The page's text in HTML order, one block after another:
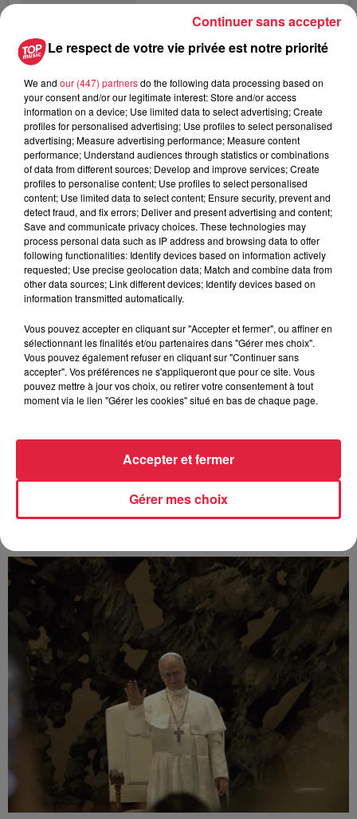
Une publication partagée par Top Music (@topmusicfrance)
A lire aussi
12h23
Les dernières infos sur la venue du
pape à Metz en septembre
5 août 2026
Europa-Park : des précisons sur
l’après Euro-Mir
4 août 2026
Vélos d'occasion en Alsace : les
meilleures adresses pour rouler à...
À découvrir également
Le respect de votre vie privée est notre priorité
We and our (447) partnersdo the following data processing based on
your consent and/or our legitimate interest: Store and/or access
information on a device; Use limited data to select advertising; Create
profiles for personalised advertising; Use profiles to select personalised
advertising; Measure advertising performance; Measure content
performance; Understand audiences through statistics or combinations
of data from different sources; Develop and improve services; Create
profiles to personalise content; Use profiles to select personalised
content; Use limited data to select content; Ensure security, prevent and
detect fraud, and fix errors; Deliver and present advertising and content;
Save and communicate privacy choices. These technologies may
process personal data such as IP address and browsing data to offer
following functionalities: Identify devices based on information actively
requested; Use precise geolocation data; Match and combine data from
other data sources; Link different devices; Identify devices based on
information transmitted automatically.
Vous pouvez accepter en cliquant sur "Accepter et fermer", ou affiner en
sélectionnant les finalités et/ou partenaires dans "Gérer mes choix".
Vous pouvez également refuser en cliquant sur "Continuer sans
accepter". Vos préférences ne s'appliqueront que pour ce site. Vous
pouvez mettre à jour vos choix, ou retirer votre consentement à tout
moment via le lien "Gérer les cookies" situé en bas de chaque page.
Gérer mes choix
Accepter et fermer
Continuer sans accepter